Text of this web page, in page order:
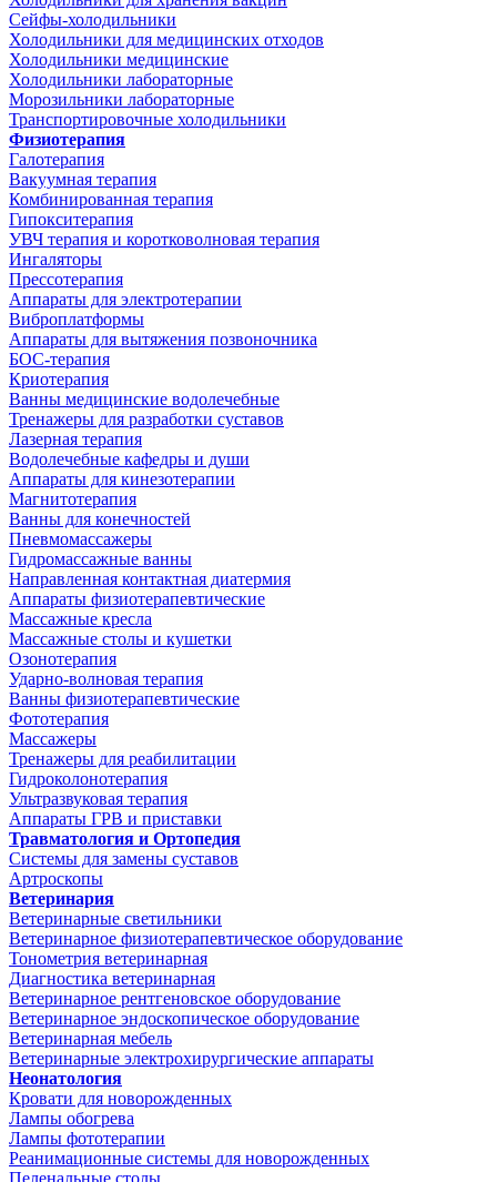
Сейфы-холодильники
Холодильники для медицинских отходов
Холодильники медицинские
Холодильники лабораторные
Морозильники лабораторные
Транспортировочные холодильники
Физиотерапия
Галотерапия
Вакуумная терапия
Комбинированная терапия
Гипокситерапия
УВЧ терапия и коротковолновая терапия
Ингаляторы
Прессотерапия
Аппараты для электротерапии
Виброплатформы
Аппараты для вытяжения позвоночника
БОС-терапия
Криотерапия
Ванны медицинские водолечебные
Тренажеры для разработки суставов
Лазерная терапия
Водолечебные кафедры и души
Аппараты для кинезотерапии
Магнитотерапия
Ванны для конечностей
Пневмомассажеры
Гидромассажные ванны
Направленная контактная диатермия
Аппараты физиотерапевтические
Массажные кресла
Массажные столы и кушетки
Озонотерапия
Ударно-волновая терапия
Ванны физиотерапевтические
Фототерапия
Массажеры
Тренажеры для реабилитации
Гидроколонотерапия
Ультразвуковая терапия
Аппараты ГРВ и приставки
Травматология и Ортопедия
Системы для замены суставов
Артроскопы
Ветеринария
Ветеринарные светильники
Ветеринарное физиотерапевтическое оборудование
Тонометрия ветеринарная
Диагностика ветеринарная
Ветеринарное рентгеновское оборудование
Ветеринарное эндоскопическое оборудование
Ветеринарная мебель
Ветеринарные электрохирургические аппараты
Неонатология
Кровати для новорожденных
Лампы обогрева
Лампы фототерапии
Реанимационные системы для новорожденных
Пеленальные столы